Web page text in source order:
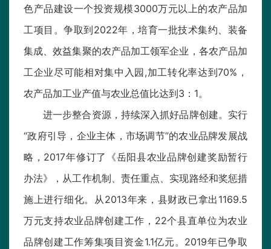
色产品建设一个投资规模3000万元以上的农产品加
工项目。争取到2022年，培育一批技术集约、装备
集成、效益集聚的农产品加工领军企业，各农产品加
工企业尽可能相对集中入园,加工转化率达到70%，
农产品加工业产值与农业总值比达到3：1。
进一步整合资源，持续深入抓好品牌创建。实行
“政府引导，企业主体，市场调节”的农业品牌发展战
略，2017年修订了《岳阳县农业品牌创建奖励暂行
办法》，从工作机制、责任重点、实现路经和奖惩措
施上进行细化。从2013年来，县财政已拿出1169.5
万元支持农业品牌创建工作，22个县直单位为农业
品牌创建工作筹集项目资金1.1亿元。2019年已争取